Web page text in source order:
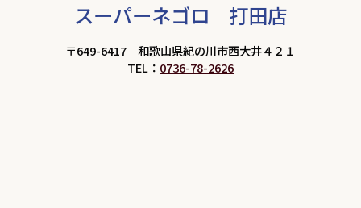
スーパーネゴロ 打田店
〒649-6417 和歌山県紀の川市西大井４２１
TEL： 0736-78-2626